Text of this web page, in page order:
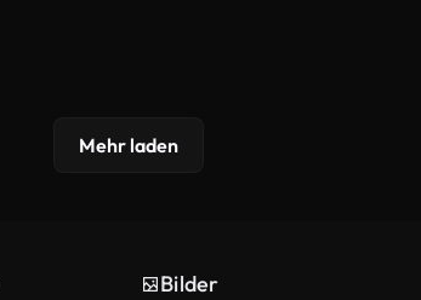
Mehr laden
Bilder